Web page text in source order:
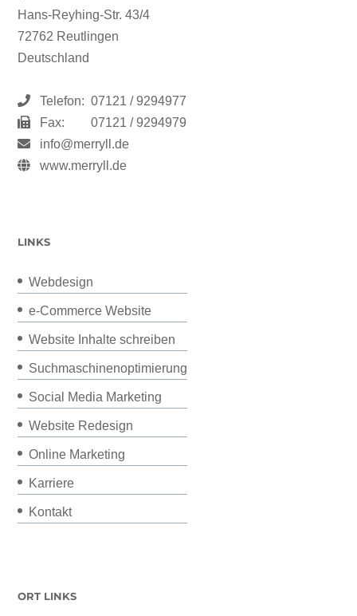
Hans-Reyhing-Str. 43/4
72762 Reutlingen
Deutschland
Telefon: 07121 / 9294977
Fax:
07121 / 9294979
info@merryll.de
www.merryll.de
LINKS
Webdesign
e-Commerce Website
Website Inhalte schreiben
Suchmaschinenoptimierung
Social Media Marketing
Website Redesign
Online Marketing
Karriere
Kontakt
ORT LINKS